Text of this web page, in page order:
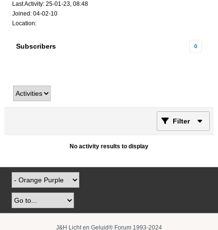
Last Activity: 25-01-23, 08:48
Joined: 04-02-10
Location:
Subscribers 0
Filter
No activity results to display
J&H Licht en Geluid® Forum 1993-2024